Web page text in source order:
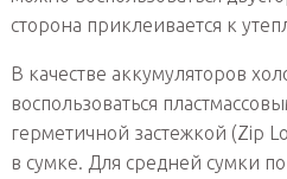
сторона приклеивается к
В качестве аккумуляторов
воспользоваться
герметичной застежкой (Zip
в сумке. Для средней сумки